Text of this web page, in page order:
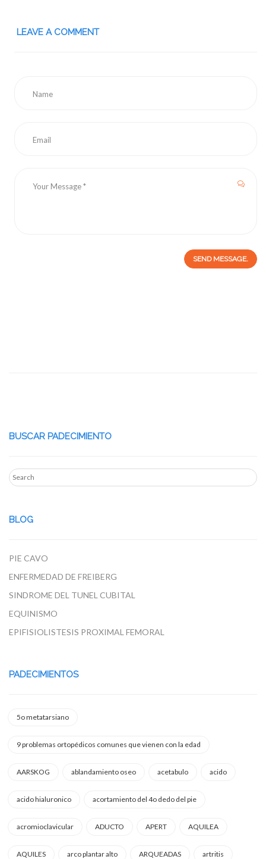
LEAVE A COMMENT
SEND MESSAGE.
BUSCAR PADECIMIENTO
BLOG
PIE CAVO
ENFERMEDAD DE FREIBERG
SINDROME DEL TUNEL CUBITAL
EQUINISMO
EPIFISIOLISTESIS PROXIMAL FEMORAL
PADECIMIENTOS
5o metatarsiano
9 problemas ortopédicos comunes que vienen con la edad
AARSKOG ablandamiento oseo acetabulo acido
acido hialuronico acortamiento del 4o dedo del pie
acromioclavicular ADUCTO APERT AQUILEA
AQUILES arco plantar alto ARQUEADAS artritis